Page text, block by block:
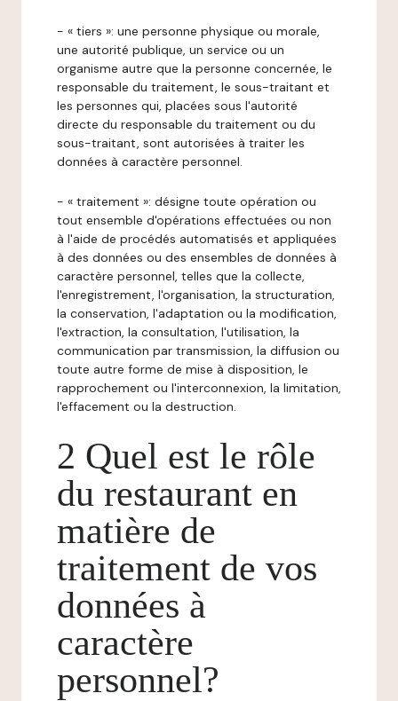
- « tiers »: une personne physique ou morale,
une autorité publique, un service ou un
organisme autre que la personne concernée, le
responsable du traitement, le sous-traitant et
les personnes qui, placées sous l'autorité
directe du responsable du traitement ou du
sous-traitant, sont autorisées à traiter les
données à caractère personnel.
- « traitement »: désigne toute opération ou
tout ensemble d'opérations effectuées ou non
à l'aide de procédés automatisés et appliquées
à des données ou des ensembles de données à
caractère personnel, telles que la collecte,
l'enregistrement, l'organisation, la structuration,
la conservation, l'adaptation ou la modification,
l'extraction, la consultation, l'utilisation, la
communication par transmission, la diffusion ou
toute autre forme de mise à disposition, le
rapprochement ou l'interconnexion, la limitation,
l'effacement ou la destruction.
2 Quel est le rôle
du restaurant en
matière de
traitement de vos
données à
caractère
personnel?